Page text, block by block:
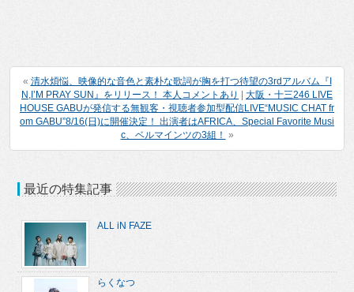
« 清水煩悩、映像的な音色と素朴な歌詞が胸を打つ待望の3rdアルバム『I
N,I’M PRAY SUN』をリリース！ 本人コメントあり
大阪・十三246 LIVE
HOUSE GABUが発信する無観客・視聴者参加型配信LIVE“MUSIC CHAT fr
om GABU”8/16(日)に開催決定！ 出演者はAFRICA、Special Favorite Musi
c、ベルマインツの3組！ »
最近の特集記事
ALL iN FAZE
らくなつ